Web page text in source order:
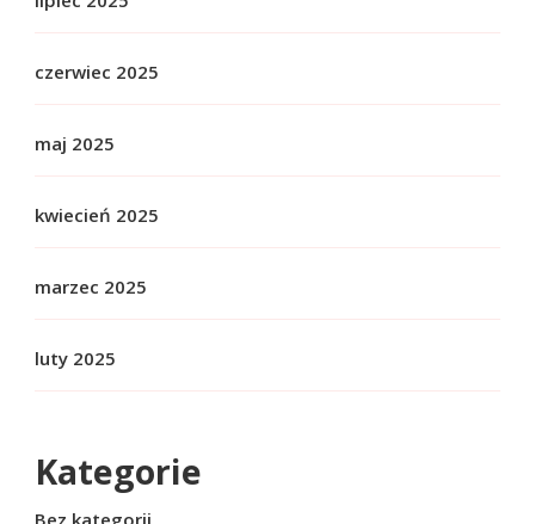
czerwiec 2025
maj 2025
kwiecień 2025
marzec 2025
luty 2025
Kategorie